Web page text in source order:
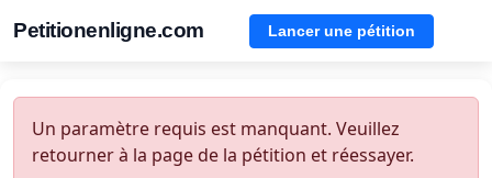
Petitionenligne.com Lancer une pétition
Un paramètre requis est manquant. Veuillez
retourner à la page de la pétition et réessayer.